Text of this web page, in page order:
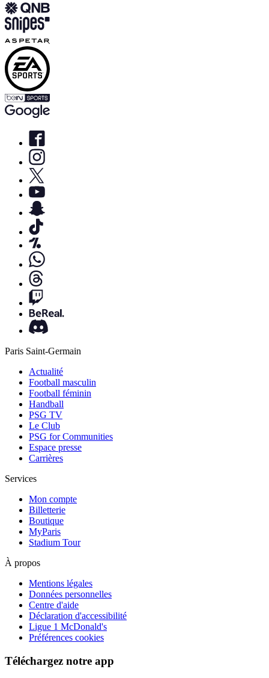
Paris Saint-Germain
Actualité
Football masculin
Football féminin
Handball
PSG TV
Le Club
PSG for Communities
Espace presse
Carrières
Services
Mon compte
Billetterie
Boutique
MyParis
Stadium Tour
À propos
Mentions légales
Données personnelles
Centre d'aide
Déclaration d'accessibilité
Ligue 1 McDonald's
Préférences cookies
Téléchargez notre app